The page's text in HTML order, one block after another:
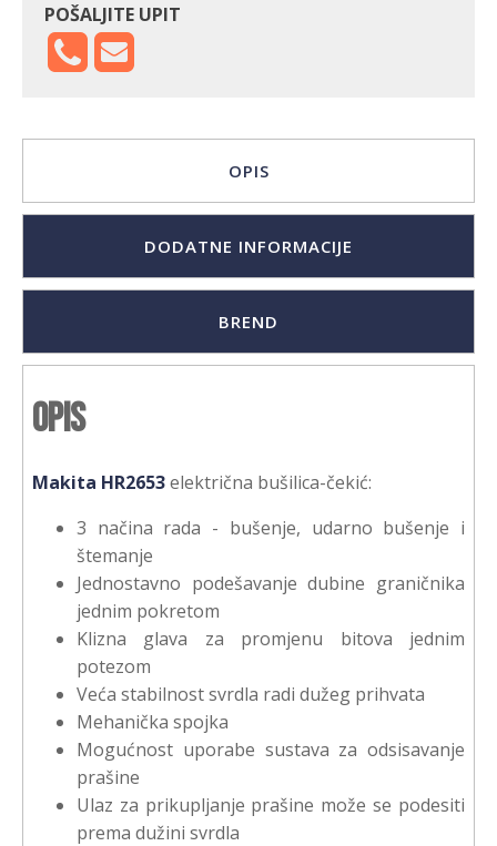
POŠALJITE UPIT
OPIS
DODATNE INFORMACIJE
BREND
Opis
Makita HR2653električna bušilica-čekić:
3 načina rada - bušenje, udarno bušenje i
štemanje
Jednostavno podešavanje dubine graničnika
jednim pokretom
Klizna glava za promjenu bitova jednim
potezom
Veća stabilnost svrdla radi dužeg prihvata
Mehanička spojka
Mogućnost uporabe sustava za odsisavanje
prašine
Ulaz za prikupljanje prašine može se podesiti
prema dužini svrdla